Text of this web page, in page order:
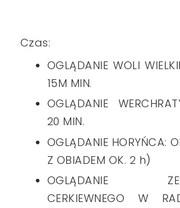
Czas:
OGLĄDANIE WOLI
15M MIN.
OGLĄDANIE
20 MIN.
OGLĄDANIE HORYŃCA:
Z OBIADEM OK. 2 h)
OGLĄDANIE
CERKIEWNEGO W